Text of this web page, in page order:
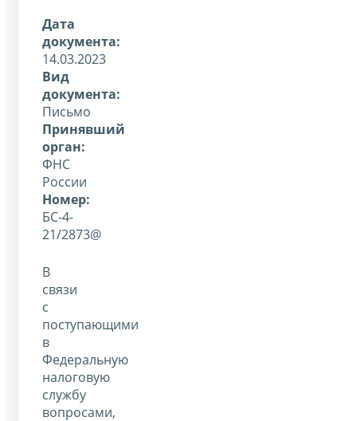
Дата
документа:
14.03.2023
Вид
документа:
Письмо
Принявший
орган:
ФНС
России
Номер:
БС-4-
21/2873@
В
связи
с
поступающими
в
Федеральную
налоговую
службу
вопросами,